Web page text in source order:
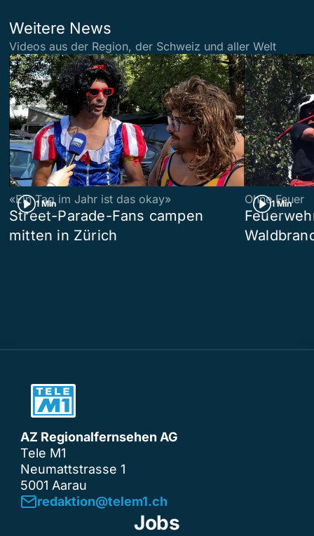
Weitere News
Videos aus der Region, der Schweiz und aller Welt
1 Min
«Ein Tag im Jahr ist das okay»
Street-Parade-Fans campen
mitten in Zürich
1 Min
Ohne Feuer
AZ Regionalfernsehen AG
Tele M1
Neumattstrasse 1
5001 Aarau
redaktion@telem1.ch
Jobs